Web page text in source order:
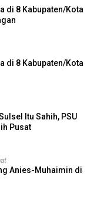
di 8 Kabupaten/Kota
di 8 Kabupaten/Kota
Itu Sahih, PSU
Pusat
Anies-Muhaimin di